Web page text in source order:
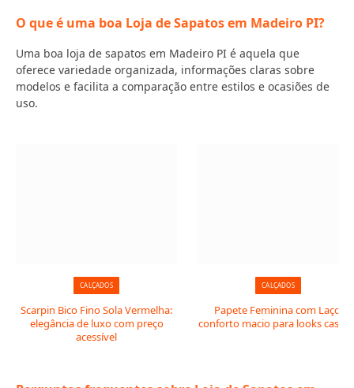
O que é uma boa Loja de Sapatos em Madeiro PI?
Uma boa loja de sapatos em Madeiro PI é aquela que
oferece variedade organizada, informações claras sobre
modelos e facilita a comparação entre estilos e ocasiões de
uso.
CALÇADOS
Scarpin Bico Fino Sola Vermelha:
elegância de luxo com preço
acessível
CALÇADOS
Papete Feminina com Laço:
conforto macio para looks